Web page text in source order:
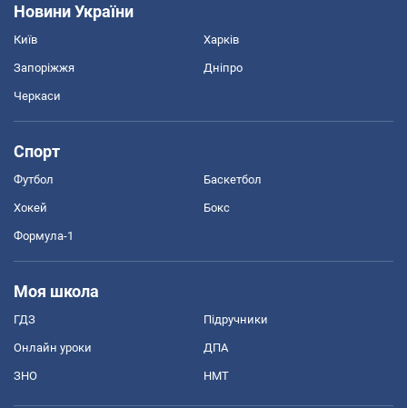
Новини України
Київ Харків
Запоріжжя Дніпро
Черкаси
Спорт
Футбол Баскетбол
Хокей Бокс
Формула-1
Моя школа
ГДЗ Підручники
Онлайн уроки ДПА
ЗНО НМТ